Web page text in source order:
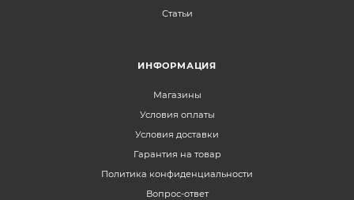
Статьи
ИНФОРМАЦИЯ
Магазины
Условия оплаты
Условия доставки
Гарантия на товар
Политика конфиденциальности
Вопрос-ответ